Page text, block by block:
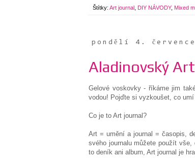
Štítky: Art journal DIY NÁVODY, Mixed
pondělí 4. července
Aladinovský
Gelové voskovky - říkáme jim
vodou! Pojďte si vyzkoušet, co
Co je to Art journal?
Art = umění a journal = časopis,
svého journalu můžete použít
to deník ani album, Art journal je